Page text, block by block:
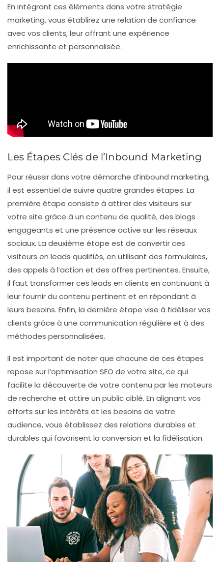
En intégrant ces éléments dans votre stratégie
marketing, vous établirez une relation de confiance
avec vos clients, leur offrant une expérience
enrichissante et personnalisée.
Les Étapes Clés de l’Inbound Marketing
Pour réussir dans votre démarche d’inbound marketing,
il est essentiel de suivre quatre grandes étapes. La
première étape consiste à attirerdes visiteurs sur
votre site grâce à un contenu de qualité, des blogs
engageants et une présence active sur les réseaux
sociaux. La deuxième étape est de convertirces
visiteurs en leads qualifiés, en utilisant des formulaires,
des appels à l’action et des offres pertinentes. Ensuite,
il faut transformerces leads en clients en continuant à
leur fournir du contenu pertinent et en répondant à
leurs besoins. Enfin, la dernière étape vise à fidéliservos
clients grâce à une communication régulière et à des
méthodes personnalisées.
Il est important de noter que chacune de ces étapes
repose sur l’optimisation SEO de votre site, ce qui
facilite la découverte de votre contenu par les moteurs
de recherche et attire un public ciblé. En alignant vos
efforts sur les intérêts et les besoins de votre
audience, vous établissez des relations durables et
durables qui favorisent la conversion et la fidélisation.